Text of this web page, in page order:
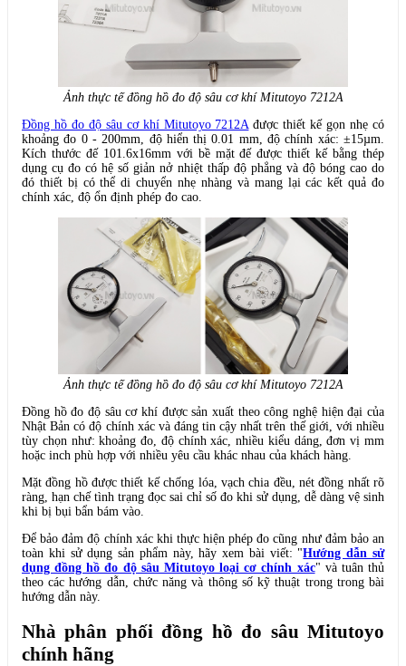
Ảnh thực tế đồng hồ đo độ sâu cơ khí Mitutoyo 7212A
Đồng hồ đo độ sâu cơ khí Mitutoyo 7212Ađược thiết kế gọn nhẹ có
khoảng đo 0 - 200mm, độ hiển thị 0.01 mm, độ chính xác: ±15µm.
Kích thước đế 101.6x16mm với bề mặt đế được thiết kế bằng thép
dụng cụ đo có hệ số giản nở nhiệt thấp độ phẳng và độ bóng cao do
đó thiết bị có thể di chuyển nhẹ nhàng và mang lại các kết quả đo
chính xác, độ ổn định phép đo cao.
Ảnh thực tế đồng hồ đo độ sâu cơ khí Mitutoyo 7212A
Đồng hồ đo độ sâu cơ khí được sản xuất theo công nghệ hiện đại của
Nhật Bản có độ chính xác và đáng tin cậy nhất trên thế giới, với nhiều
tùy chọn như: khoảng đo, độ chính xác, nhiều kiểu dáng, đơn vị mm
hoặc inch phù hợp với nhiều yêu cầu khác nhau của khách hàng.
Mặt đồng hồ được thiết kế chống lóa, vạch chia đều, nét đồng nhất rõ
ràng, hạn chế tình trạng đọc sai chỉ số đo khi sử dụng, dễ dàng vệ sinh
khi bị bụi bẩn bám vào.
Để bảo đảm độ chính xác khi thực hiện phép đo cũng như đảm bảo an
toàn khi sử dụng sản phẩm này, hãy xem bài viết: "Hướng dẫn sử
dụng đồng hồ đo độ sâu Mitutoyo loại cơ chính xác" và tuân thủ
theo các hướng dẫn, chức năng và thông số kỹ thuật trong trong bài
hướng dẫn này.
Nhà phân phối đồng hồ đo sâu Mitutoyo
chính hãng